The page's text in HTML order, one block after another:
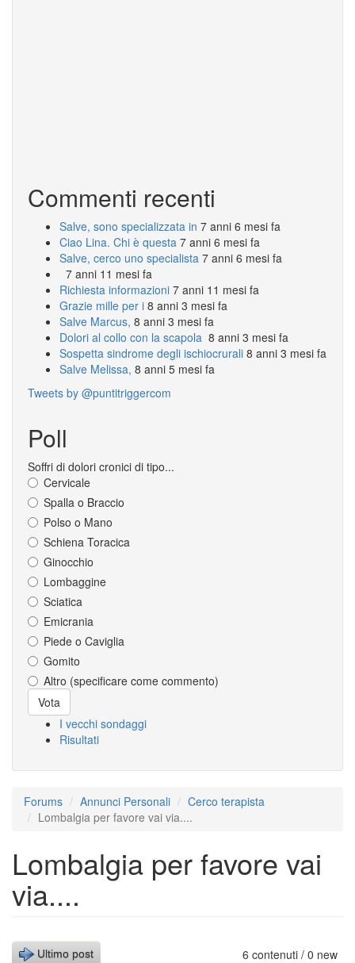
Commenti recenti
Salve, sono specializzata in 7 anni 6 mesi fa
Ciao Lina. Chi è questa 7 anni 6 mesi fa
Salve, cerco uno specialista 7 anni 6 mesi fa
7 anni 11 mesi fa
Richiesta informazioni 7 anni 11 mesi fa
Grazie mille per i 8 anni 3 mesi fa
Salve Marcus, 8 anni 3 mesi fa
Dolori al collo con la scapola 8 anni 3 mesi fa
Sospetta sindrome degli ischiocrurali 8 anni 3 mesi fa
Salve Melissa, 8 anni 5 mesi fa
Tweets by @puntitriggercom
Poll
Soffri di dolori cronici di tipo...
Cervicale
Spalla o Braccio
Polso o Mano
Schiena Toracica
Ginocchio
Lombaggine
Sciatica
Emicrania
Piede o Caviglia
Gomito
Altro (specificare come commento)
Scelte
Vota
I vecchi sondaggi
Risultati
Forums Annunci Personali
Cerco terapista
Lombalgia per favore vai via....
Lombalgia per favore vai
via....
6 contenuti / 0 new
Ultimo post